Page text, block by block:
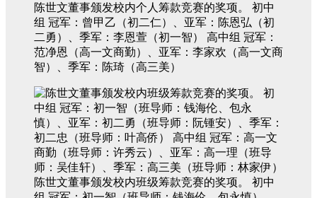
陈世文董事颁发校内个人筹款竞赛的奖项。 初中
组 冠军：曾甲乙（初二仁）、亚军：陈恩弘（初
二勇）、季军：李恩萱（初一智） 高中组 冠军：
范净恩（高一文商勤）、亚军：李家欢（高一文商
智）、季军：陈琦（高三美）
陈世文董事颁发校内班级筹款竞赛的奖项。 初中